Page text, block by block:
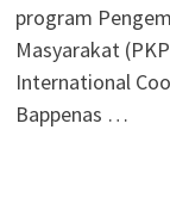
program
Masyarakat
International
Bappenas …